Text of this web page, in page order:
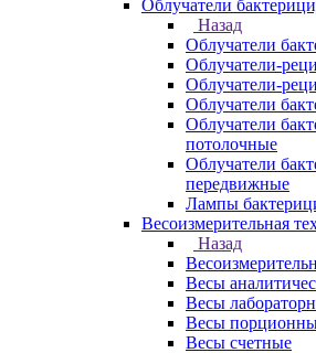
Облучатели
Назад
Облучатели
Облучатели-
Облучатели-
Облучатели
Облучатели
потолочные
Облучатели
передвижные
Лампы
Весоизмерительная
Назад
Весы
Весы
Весы
Весы счетные